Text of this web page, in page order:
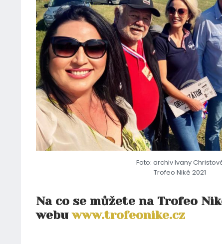
Foto: archiv Ivany
Trofeo Niké 2021
Na co se můžete na Trofeo
webuwww.trofeonike.cz